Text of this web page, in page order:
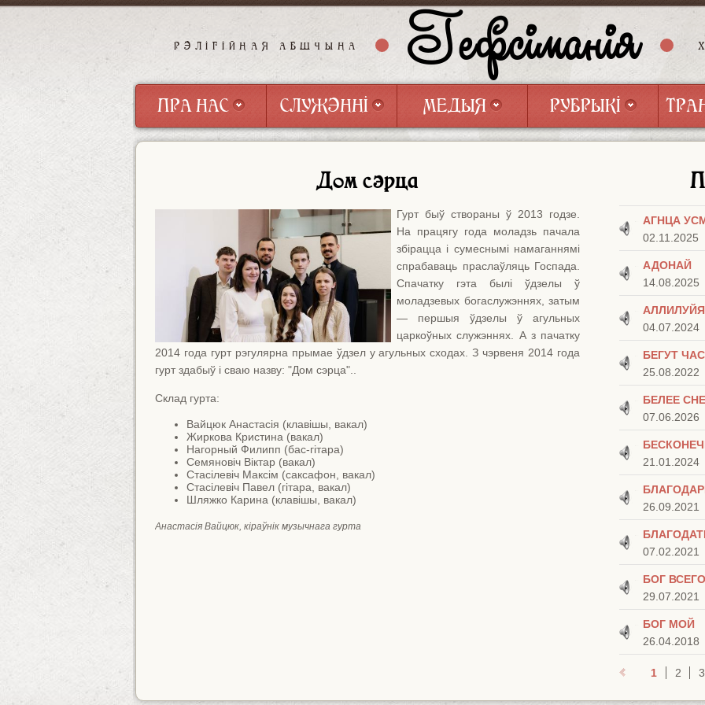
РЭЛІГІЙНАЯ АБШЧЫНА Гефсіманія
ПРА НАС
СЛУЖЭННІ
СЛУЖЭННІ
МЕДЫЯ
МЕДЫЯ
РУБРЫКІ
РУБРЫКІ
Дом сэрца
Гурт быў створаны ў 2013 годзе.
На працягу года моладзь пачала
збірацца і сумеснымі намаганнямі
спрабаваць праслаўляць Госпада.
Спачатку гэта былі ўдзелы ў
моладзевых богаслужэннях, затым
— першыя ўдзелы ў агульных
царкоўных служэннях. А з пачатку
2014 года гурт рэгулярна прымае ўдзел у агульных сходах. З чэрвеня 2014 года
гурт здабыў і сваю назву: "Дом сэрца"..
Склад гурта:
Вайцюк Анастасія (клавішы, вакал)
Жиркова Кристина (вакал)
Нагорный Филипп (бас-гітара)
Семяновіч Вiктар (вакал)
Стасілевіч Максім (саксафон, вакал)
Стасілевіч Павел (гітара, вакал)
Шляжко Карина (клавішы, вакал)
Анастасія Вайцюк, кіраўнік музычнага гурта
АГНЦА
02.11.2025
АДОНАЙ
14.08.2025
04.07.2024
БЕГУТ
25.08.2022
БЕЛЕЕ
07.06.2026
21.01.2024
26.09.2021
07.02.2021
БОГ ВСЕГО
29.07.2021
БОГ МОЙ
26.04.2018
1 2 3